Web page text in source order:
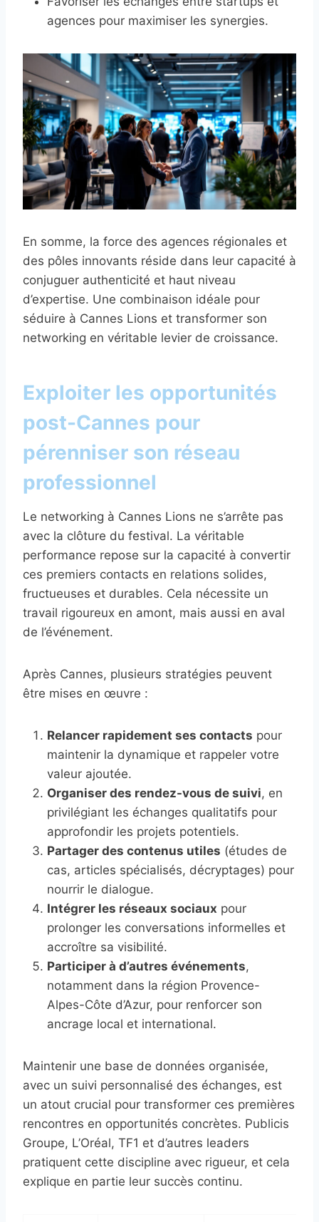
agences pour maximiser les synergies.
En somme, la force des agences régionales et
des pôles innovants réside dans leur capacité à
conjuguer authenticité et haut niveau
d’expertise. Une combinaison idéale pour
séduire à Cannes Lions et transformer son
networking en véritable levier de croissance.
Exploiter les opportunités
post-Cannes pour
pérenniser son réseau
professionnel
Le networking à Cannes Lions ne s’arrête pas
avec la clôture du festival. La véritable
performance repose sur la capacité à convertir
ces premiers contacts en relations solides,
fructueuses et durables. Cela nécessite un
travail rigoureux en amont, mais aussi en aval
de l’événement.
Après Cannes, plusieurs stratégies peuvent
être mises en œuvre :
Relancer rapidement ses contacts pour
maintenir la dynamique et rappeler votre
valeur ajoutée.
Organiser des rendez-vous de suivi, en
privilégiant les échanges qualitatifs pour
approfondir les projets potentiels.
Partager des contenus utiles (études de
cas, articles spécialisés, décryptages) pour
nourrir le dialogue.
Intégrer les réseaux sociaux pour
prolonger les conversations informelles et
accroître sa visibilité.
Participer à d’autres événements,
notamment dans la région Provence-
Alpes-Côte d’Azur, pour renforcer son
ancrage local et international.
Maintenir une base de données organisée,
avec un suivi personnalisé des échanges, est
un atout crucial pour transformer ces premières
rencontres en opportunités concrètes. Publicis
Groupe, L’Oréal, TF1 et d’autres leaders
pratiquent cette discipline avec rigueur, et cela
explique en partie leur succès continu.